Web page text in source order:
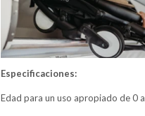
Especificaciones:
Edad para un uso apropiado de 0